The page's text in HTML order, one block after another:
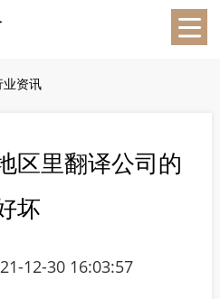
业资讯
区里翻译公司的
坏
12-30 16:03:57